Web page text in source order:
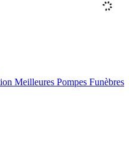
Meilleures Pompes Funèbres